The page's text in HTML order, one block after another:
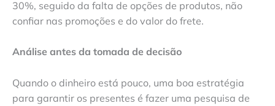
30%, seguido da falta de opções de produtos, não
confiar nas promoções e do valor do frete.
Análise antes da tomada de decisão
Quando o dinheiro está pouco, uma boa estratégia
para garantir os presentes é fazer uma pesquisa de